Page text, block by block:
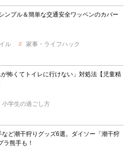
ンプル＆簡単な交通安全ワッペンのカバー
ル
家事・ライフハック
怖くてトイレに行けない」対処法【児童精
小学生の過ごし方
など潮干狩りグッズ6選。ダイソー「潮干狩
ラ熊手も！